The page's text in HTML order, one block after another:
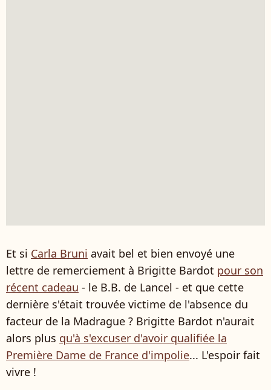
Et si Carla Bruni avait bel et bien envoyé une
lettre de remerciement à Brigitte Bardot pour son
récent cadeau - le B.B. de Lancel - et que cette
dernière s'était trouvée victime de l'absence du
facteur de la Madrague ? Brigitte Bardot n'aurait
alors plus qu'à s'excuser d'avoir qualifiée la
Première Dame de France d'impolie... L'espoir fait
vivre !